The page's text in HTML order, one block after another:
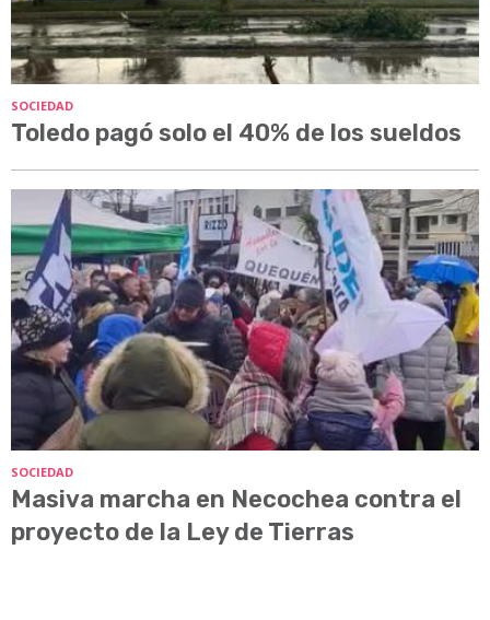
SOCIEDAD
Toledo pagó solo el 40% de los sueldos
SOCIEDAD
Masiva marcha en Necochea contra el
proyecto de la Ley de Tierras